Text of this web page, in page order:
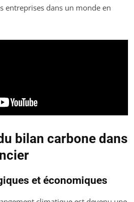
entreprises dans un monde en
bilan carbone dans
et économiques